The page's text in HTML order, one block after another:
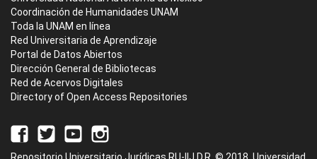
Coordinación de Humanidades UNAM
Toda la UNAM en línea
Red Universitaria de Aprendizaje
Portal de Datos Abiertos
Dirección General de Bibliotecas
Red de Acervos Digitales
Directory of Open Access Repositories